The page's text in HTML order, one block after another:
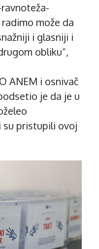
može da
i glasniji i
obliku“,
ANEM i osnivač
je da je u
su pristupili ovoj